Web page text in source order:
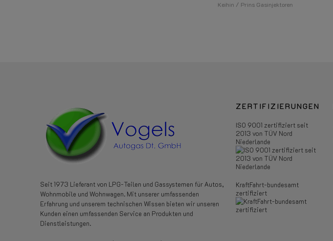
Keihin / Prins Gasinjektoren
Seit 1973 Lieferant von LPG-Teilen und Gassystemen für Autos,
Wohnmobile und Wohnwagen. Mit unserer umfassenden
Erfahrung und unserem technischen Wissen bieten wir unseren
Kunden einen umfassenden Service an Produkten und
Dienstleistungen.
ZERTIFIZIERUNGEN
ISO 9001 zertifiziert seit
2013 von TÜV Nord
Niederlande
KraftFahrt-bundesamt
zertifiziert